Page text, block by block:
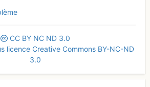
CC BY NC ND 3.0
licence Creative Commons BY-NC-ND
3.0